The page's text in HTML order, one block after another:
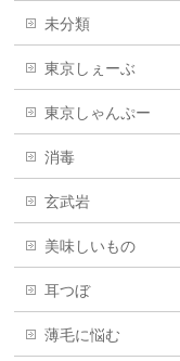
未分類
東京しぇーぶ
東京しゃんぷー
消毒
玄武岩
美味しいもの
耳つぼ
薄毛に悩む